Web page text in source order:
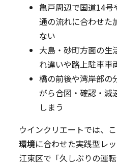
亀戸周辺で国道14
通の流れに合わせた
ない
大島・砂町方面の生
れ違いや路上駐車車
橋の前後や湾岸部の
がら合図・確認・減
しまう
ウインクリエートでは、
環境に合わせた実践型レ
江東区で「久しぶりの運